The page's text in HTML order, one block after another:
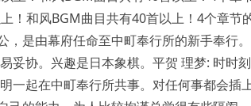
8 GB 可用空间
！和风BGM曲目共有40首以上！4个章
，是由幕府任命至中町奉行所的新手奉行
妥协。兴趣是日本象棋。平贺 理梦: 时时
一起在中町奉行所共事。对任何事都会